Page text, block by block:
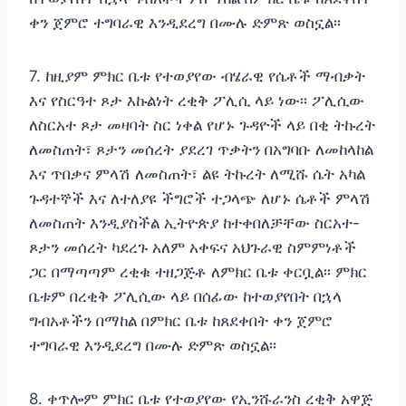
ቀን ጀምሮ ተግባራዊ እንዲደረግ በሙሉ ድምጽ ወስኗል፡፡
7. ከዚያም ምክር ቤቱ የተወያየው ብሄራዊ የሴቶች ማብቃት
እና የስርዓተ ጾታ እኩልነት ረቂቅ ፖሊሲ ላይ ነው፡፡ ፖሊሲው
ለስርአተ ጾታ መዛባት ስር ነቀል የሆኑ ጉዳዮች ላይ በቂ ትኩረት
ለመስጠት፣ ጾታን መሰረት ያደረገ ጥቃትን በአግባቡ ለመከላከል
እና ጥበቃና ምላሽ ለመስጠት፣ ልዩ ትኩረት ለሚሹ ሴት አካል
ጉዳተኞች እና ለተለያዩ ችግሮች ተጋላጭ ለሆኑ ሴቶች ምላሽ
ለመስጠት እንዲያስችል ኢትዮጵያ ከተቀበለቻቸው ስርአተ-
ጾታን መሰረት ካደረጉ አለም አቀፍና አህጉራዊ ስምምነቶች
ጋር በማጣጣም ረቂቁ ተዘጋጅቶ ለምክር ቤቱ ቀርቧል፡፡ ምክር
ቤቱም በረቂቅ ፖሊሲው ላይ በሰፊው ከተወያየበት በኋላ
ግብአቶችን በማከል በምክር ቤቱ ከጸደቀበት ቀን ጀምሮ
ተግባራዊ እንዲደረግ በሙሉ ድምጽ ወስኗል፡፡
8. ቀጥሎም ምክር ቤቱ የተወያየው የኢንሹራንስ ረቂቅ አዋጅ